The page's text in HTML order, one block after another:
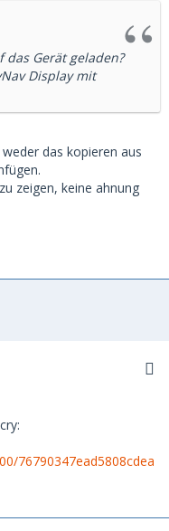
Gerät geladen?
Display mit
das kopieren aus
zeigen, keine ahnung
76790347ead5808cdea